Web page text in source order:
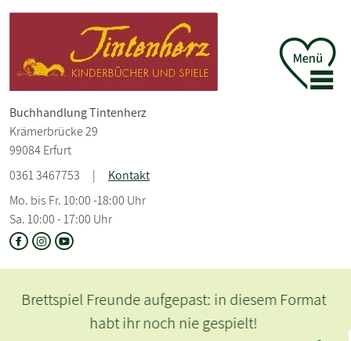
Buchhandlung Tintenherz
Krämerbrücke 29
99084 Erfurt
0361 3467753
|
Kontakt
Mo. bis Fr. 10:00 -18:00 Uhr
Sa. 10:00 - 17:00 Uhr
#thueringenweltoffen